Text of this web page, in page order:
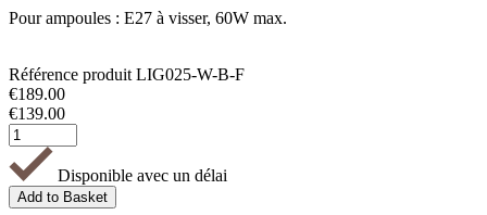
Pour ampoules : E27 à visser, 60W max.
Référence produit LIG025-W-B-F
€189.00
€139.00
Disponible avec un délai